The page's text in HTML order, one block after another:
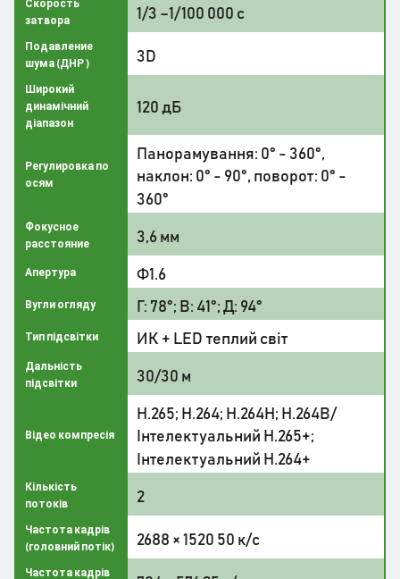
Скорость
затвора
1/3 –1/100 000 с
Подавление
шума (ДНР )
3D
Широкий
динамічний
діапазон
120 дБ
Регулировка по
осям
Панорамування: 0° - 360°,
наклон: 0° - 90°, поворот: 0° -
360°
Фокусное
расстояние
3,6 мм
Апертура Ф1.6
Вугли огляду Г: 78°; В: 41°; Д: 94°
Тип підсвітки ИК + LED теплий світ
Дальність
підсвітки
30/30 м
Відео компресія
H.265; H.264; H.264H; H.264B/
Інтелектуальний H.265+;
Інтелектуальний H.264+
Кількість
потоків
2
Частота кадрів
(головний потік)
2688 × 1520 50 к/с
Частота кадрів